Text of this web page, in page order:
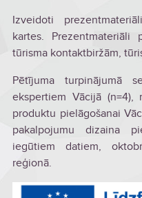
Izveidoti
kartes.
tūrisma kontaktbiržām,
Pētījuma turpinājumā
ekspertiem Vācijā (n=4),
produktu pielāgošanai
pakalpojumu dizaina
iegūtiem datiem,
reģionā.